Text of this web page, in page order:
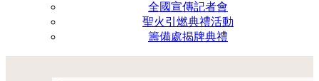
全國宣傳記者會
聖火引燃典禮活動
籌備處揭牌典禮